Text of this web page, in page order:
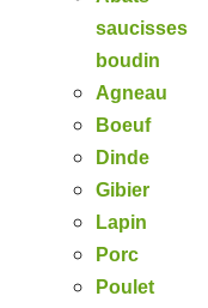
saucisses
boudin
Agneau
Boeuf
Dinde
Gibier
Lapin
Porc
Poulet